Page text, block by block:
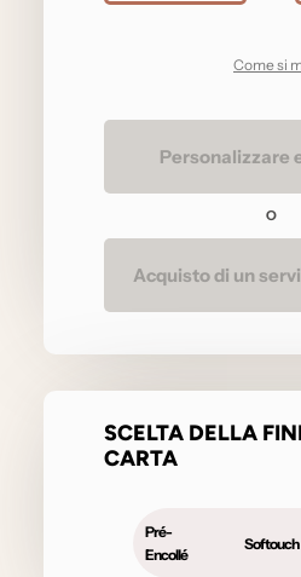
Come si
Personalizzare
O
Acquisto di un
SCELTA DELLA
CARTA
Pré-
Encollé
Softouch